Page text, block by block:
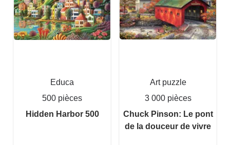
Educa
500 pièces
Hidden Harbor 500
Art puzzle
3 000 pièces
Chuck Pinson: Le pont
de la douceur de vivre